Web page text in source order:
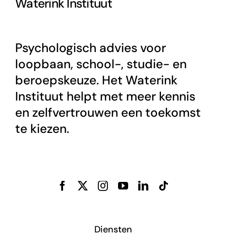
Waterink Instituut
Psychologisch advies voor
loopbaan, school-, studie- en
beroepskeuze. Het Waterink
Instituut helpt met meer kennis
en zelfvertrouwen een toekomst
te kiezen.
Diensten